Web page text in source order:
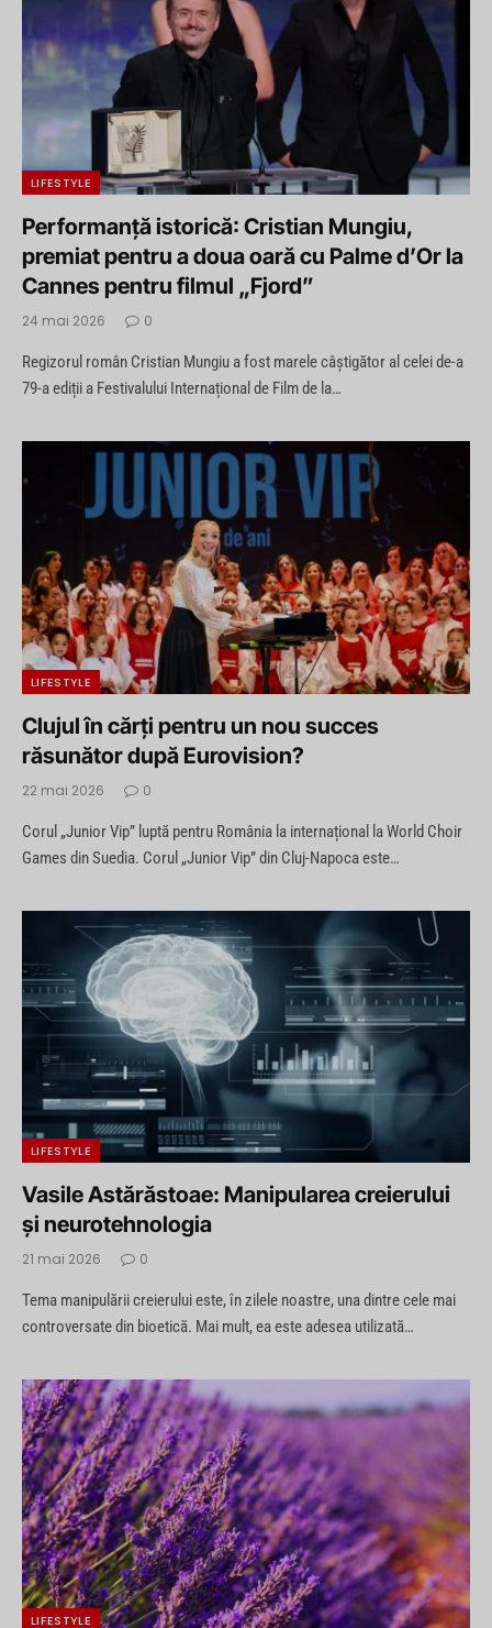
LIFESTYLE
Performanță istorică: Cristian Mungiu,
premiat pentru a doua oară cu Palme d’Or la
Cannes pentru filmul „Fjord”
24 mai 2026 0
Regizorul român Cristian Mungiu a fost marele câștigător al celei de-a
79-a ediții a Festivalului Internațional de Film de la…
LIFESTYLE
Clujul în cărți pentru un nou succes
răsunător după Eurovision?
22 mai 2026 0
Corul „Junior Vip” luptă pentru România la internațional la World Choir
Games din Suedia. Corul „Junior Vip” din Cluj-Napoca este…
LIFESTYLE
Vasile Astărăstoae: Manipularea creierului
și neurotehnologia
21 mai 2026 0
Tema manipulării creierului este, în zilele noastre, una dintre cele mai
controversate din bioetică. Mai mult, ea este adesea utilizată…
LIFESTYLE